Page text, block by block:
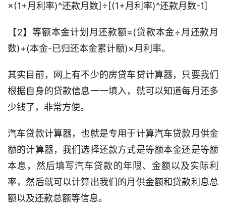
首
口
信
信
卡
逾
期
催
收
×(1+月利率)^还款月数]÷[(1+月利率)^还款月数-1]
【2】等额本金计划月还款额=(贷款本金÷月还款月
数)+(本金-已归还本金累计额)×月利率。
其实目前，网上有不少的房贷车贷计算器，只要我们
根据自身的贷款信息一一填入，就可以知道每月还多
少钱了，非常方便。
汽车贷款计算器，也就是专用于计算汽车贷款月供金
额的计算器，我们选择还款方式是等额本金还是等额
本息，然后填写汽车贷款的年限、金额以及实际利
率，然后就可以计算出我们的月供金额和贷款利息总
额以及还款总额等信息。